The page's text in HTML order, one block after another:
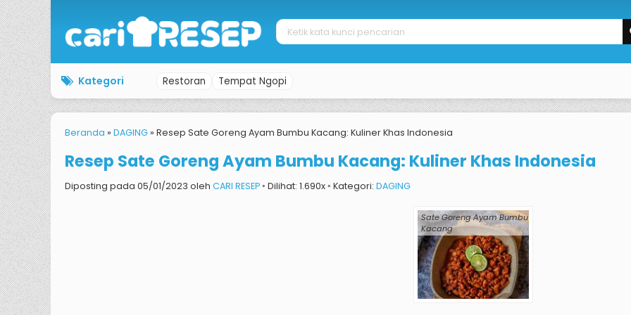
Kategori Restoran Tempat Ngopi
Beranda » DAGING» Resep Sate Goreng Ayam Bumbu Kacang: Kuliner Khas Indonesia
Resep Sate Goreng Ayam Bumbu Kacang: Kuliner Khas Indonesia
Diposting pada 05/01/2023 oleh CARI RESEP◦ Dilihat: 1.690x ◦ Kategori: DAGING
Sate Goreng Ayam Bumbu
Kacang